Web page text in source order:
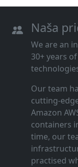
Naša
We are an
30+ years
Our team
Amazon
containers
time, our
practised